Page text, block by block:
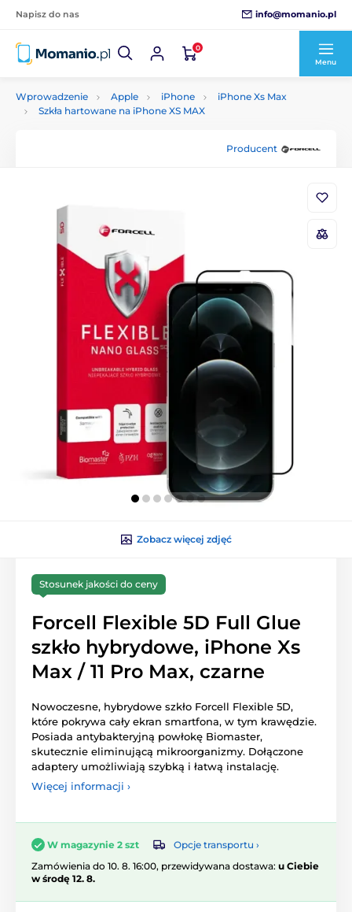
Napisz do nas info@momanio.pl
0
Menu
Wprowadzenie Apple iPhone
iPhone Xs Max
Szkła hartowane na iPhone XS MAX
Producent
Zobacz więcej zdjęć
Stosunek jakości do ceny
Forcell Flexible 5D Full Glue
szkło hybrydowe, iPhone Xs
Max / 11 Pro Max, czarne
Nowoczesne, hybrydowe szkło Forcell Flexible 5D,
które pokrywa cały ekran smartfona, w tym krawędzie.
Posiada antybakteryjną powłokę Biomaster,
skutecznie eliminującą mikroorganizmy. Dołączone
adaptery umożliwiają szybką i łatwą instalację.
Więcej informacji ›
W magazynie 2 szt
Opcje transportu ›
Zamówienia do 10. 8. 16:00, przewidywana dostawa: u Ciebie
w środę 12. 8.